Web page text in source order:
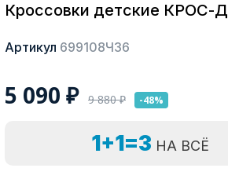
Кроссовки детские КРОС-Д
Артикул 699108ЧЗ6
5 090 ₽ 9 880₽ -48%
1+1=3 НА ВСЁ